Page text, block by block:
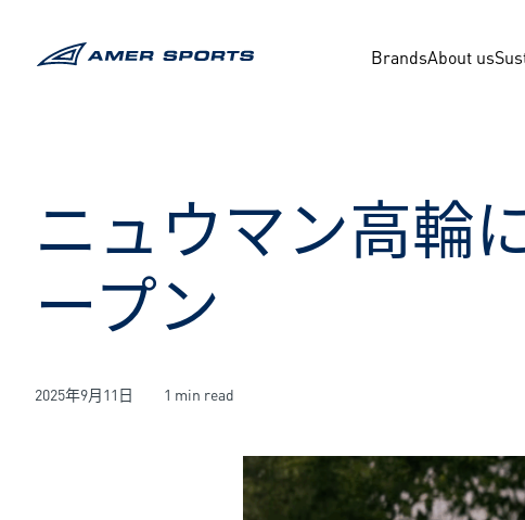
BrandsAbout us
ニュウマン高輪
ープン
2025年9月11日 1 min read